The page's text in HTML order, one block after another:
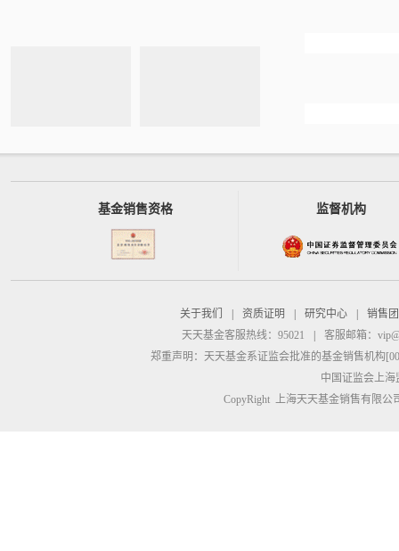
基金销售资格 监督机构
关于我们 资质证明 研究中心
销售
天天基金客服热线：95021
客服邮箱：
郑重声明： 天天基金系证监会批准的基金销售机构
中国证监会上
CopyRight 上海天天基金销售有限